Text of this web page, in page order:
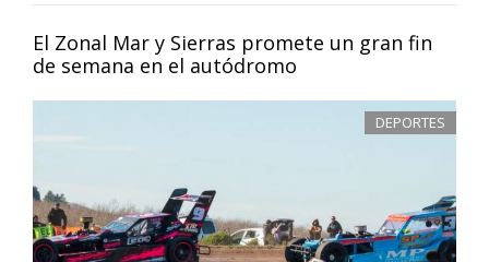
El Zonal Mar y Sierras promete un gran fin
de semana en el autódromo
DEPORTES